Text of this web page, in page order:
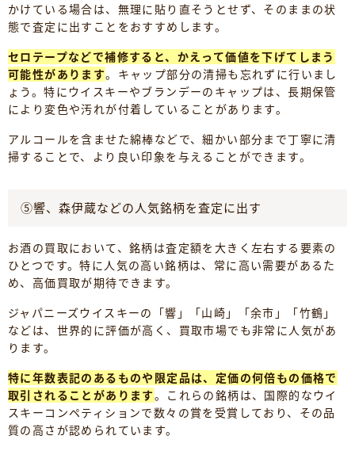
かけている場合は、無理に貼り直そうとせず、そのままの状
態で査定に出すことをおすすめします。
セロテープなどで補修すると、かえって価値を下げてしまう
可能性があります。キャップ部分の清掃も忘れずに行いまし
ょう。特にウイスキーやブランデーのキャップは、長期保管
により変色や汚れが付着していることがあります。
アルコールを含ませた綿棒などで、細かい部分まで丁寧に清
掃することで、より良い印象を与えることができます。
⑤響、森伊蔵などの人気銘柄を査定に出す
お酒の買取において、銘柄は査定額を大きく左右する要素の
ひとつです。特に人気の高い銘柄は、常に高い需要があるた
め、高価買取が期待できます。
ジャパニーズウイスキーの「響」「山崎」「余市」「竹鶴」
などは、世界的に評価が高く、買取市場でも非常に人気があ
ります。
特に年数表記のあるものや限定品は、定価の何倍もの価格で
取引されることがあります。これらの銘柄は、国際的なウイ
スキーコンペティションで数々の賞を受賞しており、その品
質の高さが認められています。